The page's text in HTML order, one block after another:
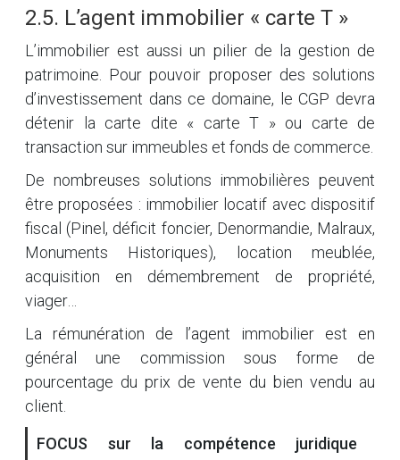
2.5. L’agent immobilier « carte T »
L’immobilier est aussi un pilier de la gestion de
patrimoine. Pour pouvoir proposer des solutions
d’investissement dans ce domaine, le CGP devra
détenir la carte dite « carte T » ou carte de
transaction sur immeubles et fonds de commerce.
De nombreuses solutions immobilières peuvent
être proposées : immobilier locatif avec dispositif
fiscal (Pinel, déficit foncier, Denormandie, Malraux,
Monuments Historiques), location meublée,
acquisition en démembrement de propriété,
viager…
La rémunération de l’agent immobilier est en
général une commission sous forme de
pourcentage du prix de vente du bien vendu au
client.
FOCUS sur la compétence juridique